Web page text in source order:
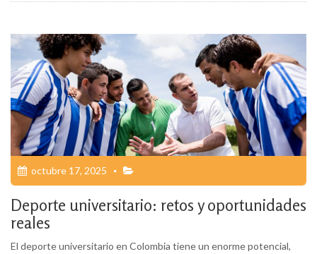
octubre 17, 2025
Deporte universitario: retos y oportunidades
reales
El deporte universitario en Colombia tiene un enorme potencial,